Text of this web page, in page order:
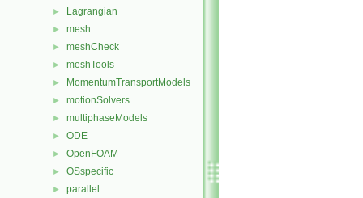
► Lagrangian
► mesh
► meshCheck
► meshTools
► MomentumTransportModels
► motionSolvers
► multiphaseModels
► ODE
► OpenFOAM
► OSspecific
► parallel